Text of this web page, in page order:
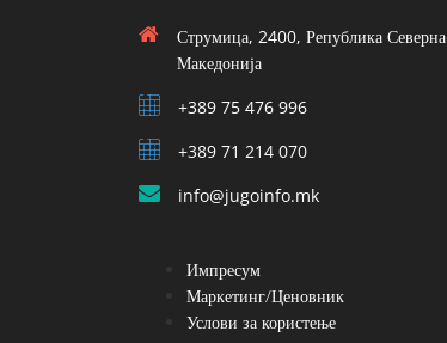
Струмица, 2400, Република Северна
Македонија
+389 75 476 996
+389 71 214 070
info@jugoinfo.mk
Импресум
Маркетинг/Ценовник
Услови за користење